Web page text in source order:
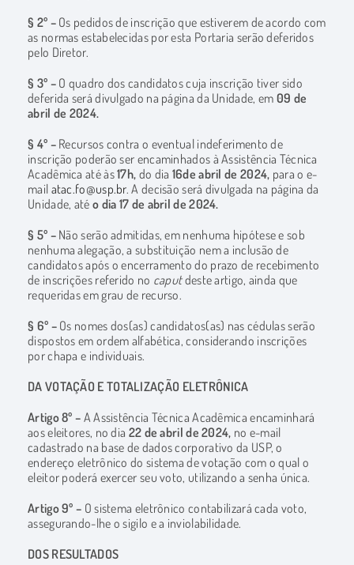
§ 2º – Os pedidos de inscrição que estiverem de acordo com
as normas estabelecidas por esta Portaria serão deferidos
pelo Diretor.
§ 3º – O quadro dos candidatos cuja inscrição tiver sido
deferida será divulgado na página da Unidade, em 09 de
abril de 2024.
§ 4º – Recursos contra o eventual indeferimento de
inscrição poderão ser encaminhados à Assistência Técnica
Acadêmica até às17h, do dia 16de abril de 2024, para o e-
mail atac.fo@usp.br. A decisão será divulgada na página da
Unidade, até o dia 17 de abril de 2024.
§ 5º – Não serão admitidas, em nenhuma hipótese e sob
nenhuma alegação, a substituição nem a inclusão de
candidatos após o encerramento do prazo de recebimento
de inscrições referido no caputdeste artigo, ainda que
requeridas em grau de recurso.
§ 6º – Os nomes dos(as) candidatos(as) nas cédulas serão
dispostos em ordem alfabética, considerando inscrições
por chapa e individuais.
DA VOTAÇÃO E TOTALIZAÇÃO ELETRÔNICA
Artigo 8º – A Assistência Técnica Acadêmica encaminhará
aos eleitores, no dia 22 de abril de 2024, no e-mail
cadastrado na base de dados corporativo da USP, o
endereço eletrônico do sistema de votação com o qual o
eleitor poderá exercer seu voto, utilizando a senha única.
Artigo 9º – O sistema eletrônico contabilizará cada voto,
assegurando-lhe o sigilo e a inviolabilidade.
DOS RESULTADOS